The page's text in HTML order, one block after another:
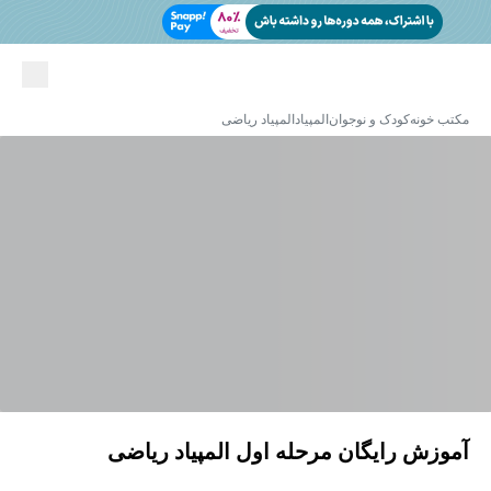
مکتب خونهکودک و نوجوان المپیاد المپیاد ریاضی
آموزش رایگان مرحله اول المپیاد ریاضی